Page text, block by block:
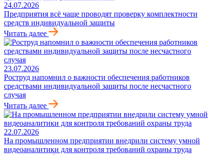
24.07.2026
Предприятия всё чаще проводят проверку комплектности
средств индивидуальной защиты
Читать далее
23.07.2026
Роструд напомнил о важности обеспечения работников
средствами индивидуальной защиты после несчастного
случая
Читать далее
22.07.2026
На промышленном предприятии внедрили систему умной
видеоаналитики для контроля требований охраны труда